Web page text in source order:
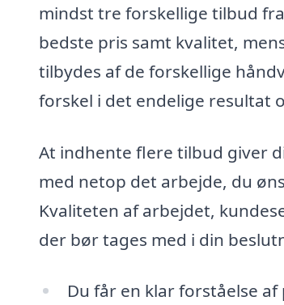
mindst tre forskellige tilbud
bedste pris samt kvalitet,
tilbydes af de forskellige
forskel i det endelige resultat
At indhente flere tilbud giver
med netop det arbejde, du
Kvaliteten af arbejdet,
der bør tages med i din
Du får en klar forståelse